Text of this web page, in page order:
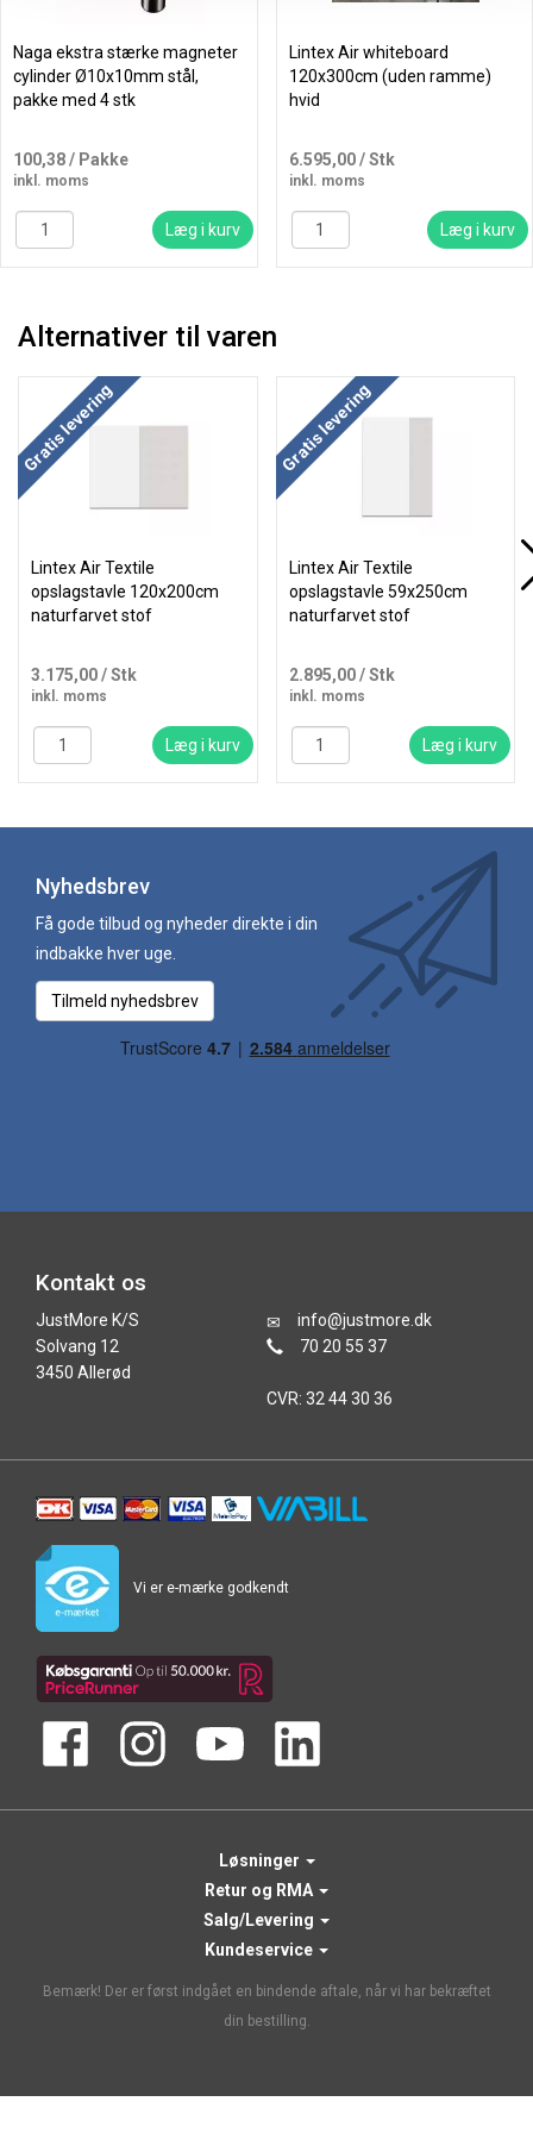
Naga ekstra stærke magneter
cylinder Ø10x10mm stål,
pakke med 4 stk
100,38/ Pakke
inkl. moms
Læg i kurv
Lintex Air whiteboard
120x300cm (uden ramme)
hvid
6.595,00/ Stk
inkl. moms
Læg i kurv
Alternativer til varen
Gratis levering
Lintex Air Textile
opslagstavle 120x200cm
naturfarvet stof
3.175,00/ Stk
inkl. moms
Læg i kurv
Gratis levering
Lintex Air Textile
opslagstavle 59x250cm
naturfarvet stof
2.895,00/ Stk
inkl. moms
Læg i kurv
Nyhedsbrev
Få gode tilbud og nyheder direkte i din
indbakke hver uge.
Tilmeld nyhedsbrev
Kontakt os
JustMore K/S
Solvang 12
3450 Allerød
info@justmore.dk
70 20 55 37
CVR: 32 44 30 36
Vi er e-mærke godkendt
Løsninger
Retur og RMA
Salg/Levering
Kundeservice
Bemærk! Der er først indgået en bindende aftale, når vi har bekræftet
din bestilling.